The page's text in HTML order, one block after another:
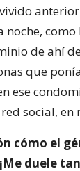
como
de ahí
que
ese
social, en
cómo el
duele